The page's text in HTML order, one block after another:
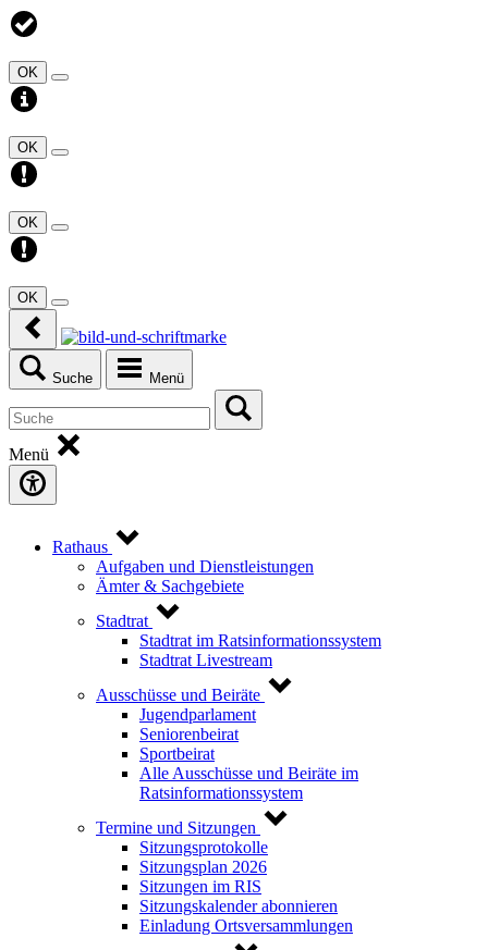
OK
OK
OK
OK
Suche Menü
Menü
Rathaus
Aufgaben und Dienstleistungen
Ämter & Sachgebiete
Stadtrat
Stadtrat im Ratsinformationssystem
Stadtrat Livestream
Ausschüsse und Beiräte
Jugendparlament
Seniorenbeirat
Sportbeirat
Alle Ausschüsse und Beiräte im
Ratsinformationssystem
Termine und Sitzungen
Sitzungsprotokolle
Sitzungsplan 2026
Sitzungen im RIS
Sitzungskalender abonnieren
Einladung Ortsversammlungen